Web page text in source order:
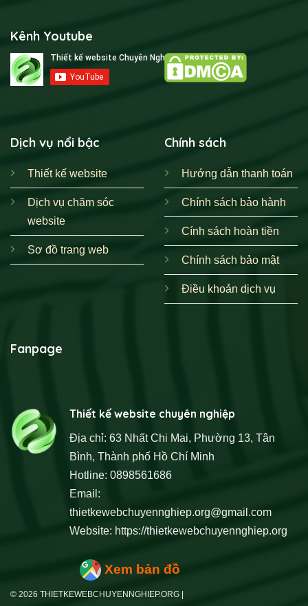
Kênh Youtube
Dịch vụ nổi bậc
Thiết kế website
Dịch vụ chăm sóc
website
Sơ đồ trang web
Chính sách
Hướng dẫn thanh toán
Chính sách bảo hành
Cính sách hoàn tiền
Chính sách bảo mật
Điều khoản dịch vụ
Fanpage
Thiết kế website chuyên nghiệp
Địa chỉ: 63 Nhất Chi Mai, Phường 13, Tân
Bình, Thành phố Hồ Chí Minh
Hotline: 0898561686
Email:
thietkewebchuyennghiep.org@gmail.com
Website: https://thietkewebchuyennghiep.org
Xem bản đồ
© 2026 THIETKEWEBCHUYENNGHIEP.ORG |